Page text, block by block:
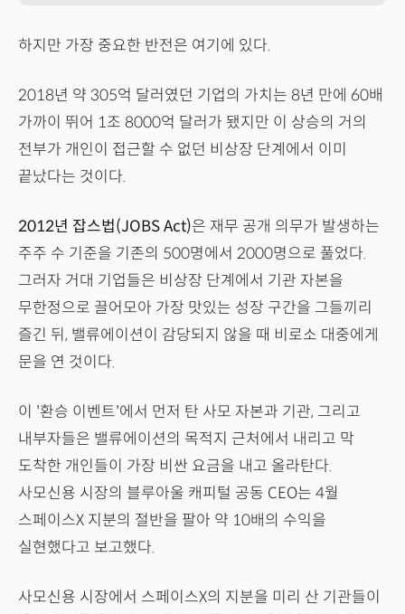
하지만 가장 중요한 반전은 여기에 있다.
2018년 약 305억 달러였던 기업의 가치는 8년 만에 60배
가까이 뛰어 1조 8000억 달러가 됐지만 이 상승의 거의
전부가 개인이 접근할 수 없던 비상장 단계에서 이미
끝났다는 것이다.
2012년 잡스법(JOBS Act)은 재무 공개 의무가 발생하는
주주 수 기준을 기존의 500명에서 2000명으로 풀었다.
그러자 거대 기업들은 비상장 단계에서 기관 자본을
무한정으로 끌어모아 가장 맛있는 성장 구간을 그들끼리
즐긴 뒤, 밸류에이션이 감당되지 않을 때 비로소 대중에게
문을 연 것이다.
이 '환승 이벤트'에서 먼저 탄 사모 자본과 기관, 그리고
내부자들은 밸류에이션의 목적지 근처에서 내리고 막
도착한 개인들이 가장 비싼 요금을 내고 올라탄다.
사모신용 시장의 블루아울 캐피털 공동 CEO는 4월
스페이스X 지분의 절반을 팔아 약 10배의 수익을
실현했다고 보고했다.
사모신용 시장에서 스페이스X의 지분을 미리 산 기관들이